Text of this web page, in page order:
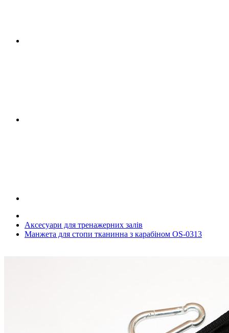
Аксесуари для тренажерних залів
Манжета для стопи тканинна з карабіном OS-0313